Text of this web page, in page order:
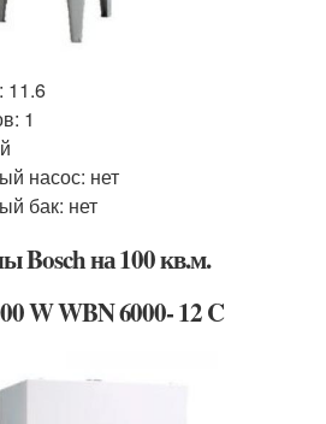
11.6
1
насос: нет
бак: нет
Bosch на 100 кв.м.
W WBN 6000- 12 C